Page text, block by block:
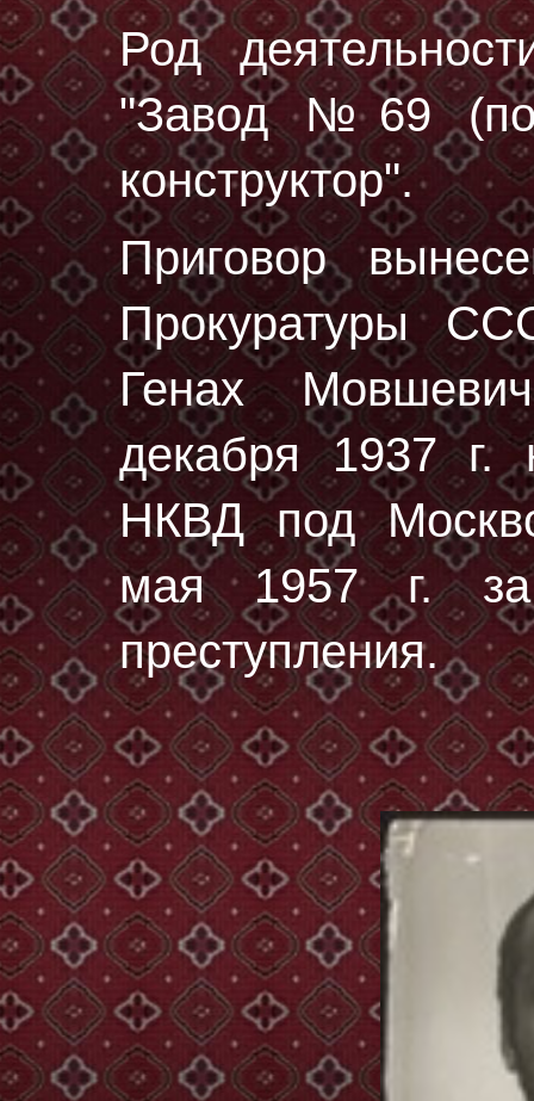
Род
"Завод №69
конструктор".
Приговор
Прокуратуры
Генах
декaбря 1937 г.
НКВД под
мая 1957 г. за
преступления.